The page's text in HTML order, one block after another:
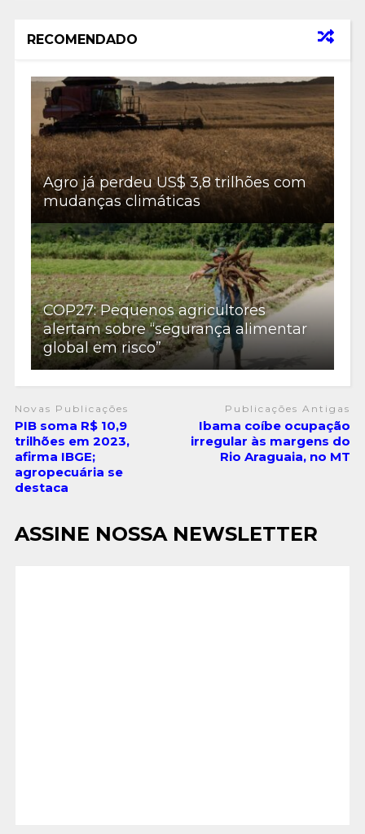
RECOMENDADO
Agro já perdeu US$ 3,8 trilhões com
mudanças climáticas
COP27: Pequenos agricultores
alertam sobre “segurança alimentar
global em risco”
Novas Publicações
PIB soma R$ 10,9
trilhões em 2023,
afirma IBGE;
agropecuária se
destaca
Publicações Antigas
Ibama coíbe ocupação
irregular às margens do
Rio Araguaia, no MT
ASSINE NOSSA NEWSLETTER